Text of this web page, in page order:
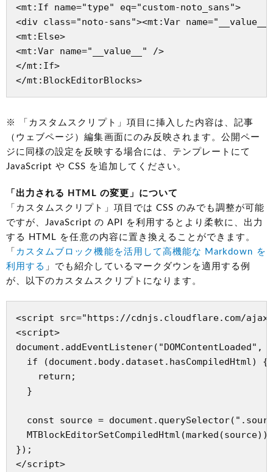
<mt:If name="type" eq="custom-noto_sans">
<div class="noto-sans"><mt:Var
<mt:Else>
<mt:Var name="__value__" />
</mt:If>
</mt:BlockEditorBlocks>
※ 「カスタムスクリプト」項目に挿入した内容は、記事
（ウェブページ）編集画面にのみ反映されます。公開ペー
ジに同様の設定を反映する場合には、テンプレートにて
JavaScript や CSS を追加してください。
「出力される HTML の変更」について
「カスタムスクリプト」項目では CSS のみでも調整が可能
ですが、JavaScript の API を利用するとより柔軟に、出力
する HTML を任意の内容に置き換えることができます。
「 カスタムブロック機能を活用して高機能な Markdown を
利用する 」でも紹介しているマークダウンを適用する例
が、以下のカスタムスクリプトになります。
<script src="https://cdnjs.cloudflare.com/ajax/libs/
<script>
  if (document.body.dataset.hasCompiledHtml) {
    return;
  }
const source =
  MTBlockEditorSetCompiledHtml(marked(source));
});
</script>